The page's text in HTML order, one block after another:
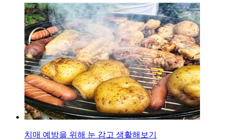
치매 예방을 위해 눈 감고 생활해보기